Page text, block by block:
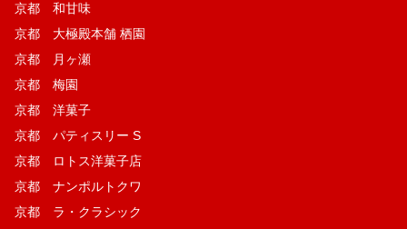
京都 和甘味
京都 大極殿本舗 栖園
京都 月ヶ瀬
京都 梅園
京都 洋菓子
京都 パティスリー S
京都 ロトス洋菓子店
京都 ナンポルトクワ
京都 ラ・クラシック